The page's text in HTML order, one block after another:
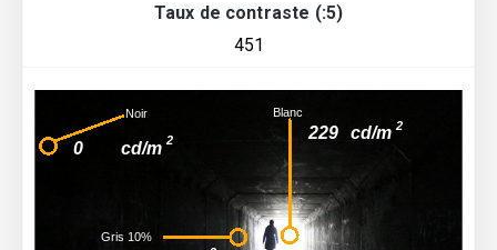
Taux de contraste (:5)
451